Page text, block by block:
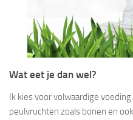
Wat eet je dan wel?
Ik kies voor volwaardige
peulvruchten zoals bonen en